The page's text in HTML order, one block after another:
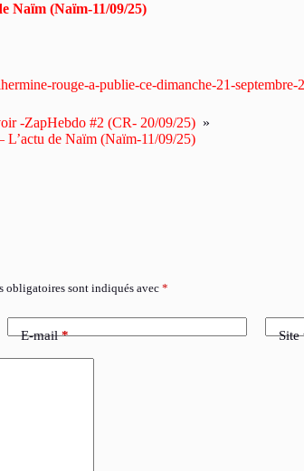
Naïm (Naïm-11/09/25)
rouge-a-publie-ce-dimanche-21-septembre-
-ZapHebdo #2 (CR- 20/09/25) »
L’actu de Naïm (Naïm-11/09/25)
obligatoires sont indiqués avec *
E-mail* Site